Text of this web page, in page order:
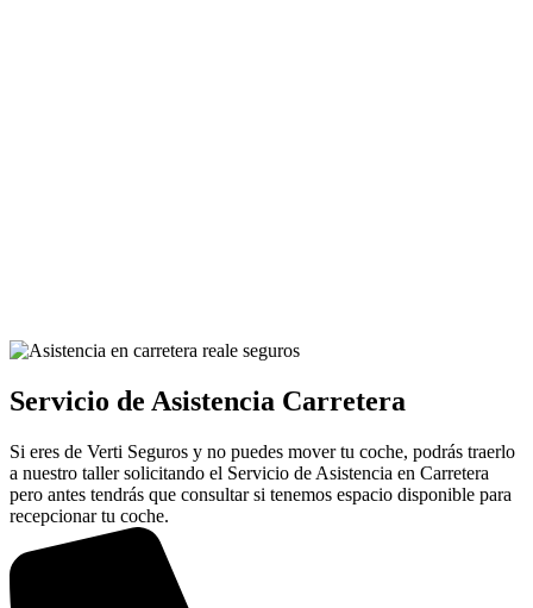
Servicio de Asistencia Carretera
Si eres de Verti Seguros y no puedes mover tu coche, podrás traerlo
a nuestro taller solicitando el Servicio de Asistencia en Carretera
pero antes tendrás que consultar si tenemos espacio disponible para
recepcionar tu coche.